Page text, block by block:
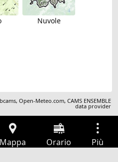
Nuvole
,Open-Meteo.com,CAMS ENSEMBLE
data provider
Mappa Orario Più